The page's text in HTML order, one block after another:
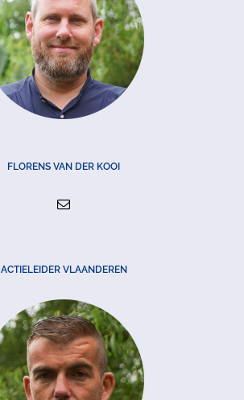
FLORENS VAN DER KOOI
ACTIELEIDER VLAANDEREN